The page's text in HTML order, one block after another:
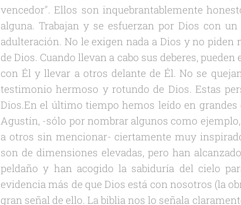
vencedor". Ellos son inquebrantablemente
alguna. Trabajan y se esfuerzan por Dios con
adulteración. No le exigen nada a Dios y no
de Dios. Cuando llevan a cabo sus deberes,
con Él y llevar a otros delante de Él. No se
testimonio hermoso y rotundo de Dios. Estas
Dios.En el último tiempo hemos leído en grandes
Agustín, -sólo por nombrar algunos como
a otros sin mencionar- ciertamente muy
son de dimensiones elevadas, pero han
peldaño y han acogido la sabiduría del cielo
evidencia más de que Dios está con nosotros (la
gran señal de ello. La biblia nos lo señala